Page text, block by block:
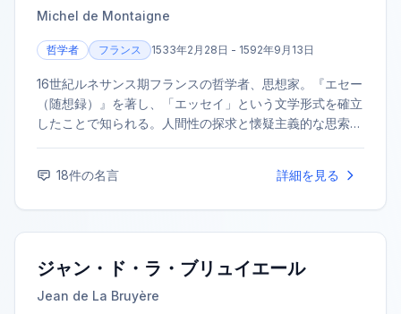
Michel de Montaigne
哲学者 フランス 1533年2月28日 - 1592年9月13日
16世紀ルネサンス期フランスの哲学者、思想家。『エセー
（随想録）』を著し、「エッセイ」という文学形式を確立
したことで知られる。人間性の探求と懐疑主義的な思索
18件の名言 詳細を見る
ジャン・ド・ラ・ブリュイエール
Jean de La Bruyère